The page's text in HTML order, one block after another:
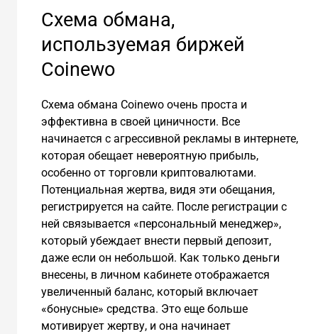
Схема обмана,
используемая биржей
Coinewo
Схема обмана Coinewo очень проста и
эффективна в своей циничности. Все
начинается с агрессивной рекламы в интернете,
которая обещает невероятную прибыль,
особенно от торговли криптовалютами.
Потенциальная жертва, видя эти обещания,
регистрируется на сайте. После регистрации с
ней связывается «персональный менеджер»,
который убеждает внести первый депозит,
даже если он небольшой. Как только деньги
внесены, в личном кабинете отображается
увеличенный баланс, который включает
«бонусные» средства. Это еще больше
мотивирует жертву, и она начинает